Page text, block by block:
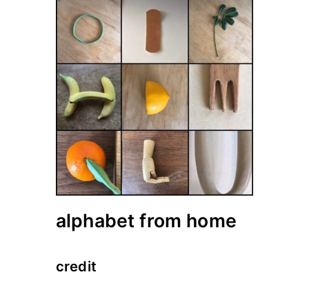
alphabet from home
credit